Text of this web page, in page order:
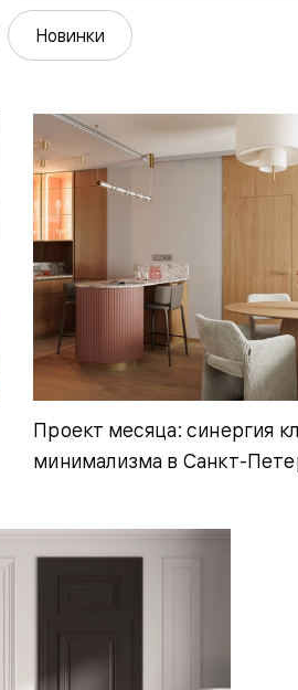
Новинки
Проект месяца: синергия
минимализма в Санкт-